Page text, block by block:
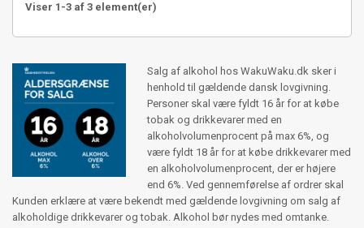
Viser 1-3 af 3 element(er)
Salg af alkohol hos WakuWaku.dk sker i
henhold til gældende dansk lovgivning.
Personer skal være fyldt 16 år for at købe
tobak og drikkevarer med en
alkoholvolumenprocent på max 6%, og
være fyldt 18 år for at købe drikkevarer med
en alkoholvolumenprocent, der er højere
end 6%. Ved gennemførelse af ordrer skal
Kunden erklære at være bekendt med gældende lovgivning om salg af
alkoholdige drikkevarer og tobak. Alkohol bør nydes med omtanke.